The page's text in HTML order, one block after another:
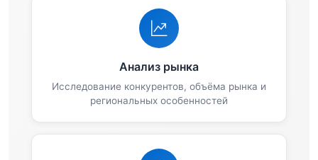
Анализ рынка
Исследование конкурентов, объёма рынка и
региональных особенностей